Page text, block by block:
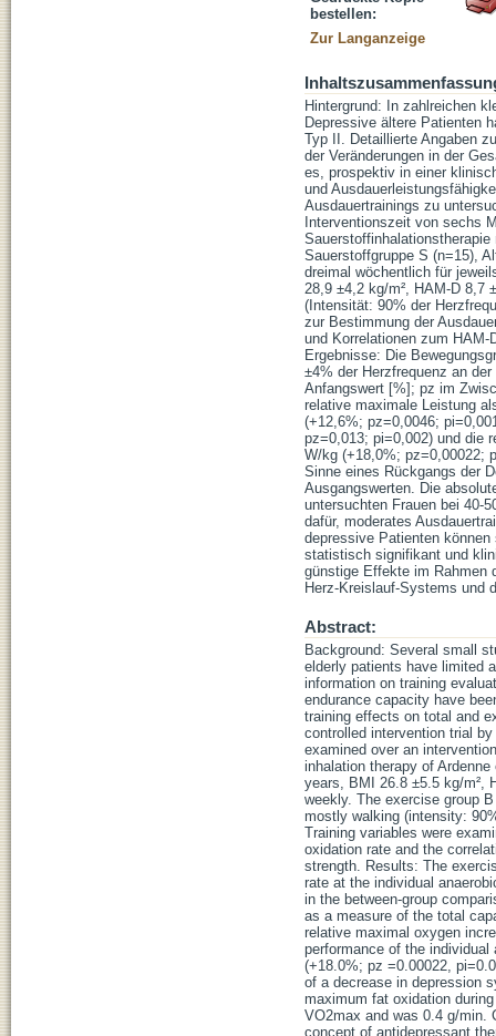
bestellen:
Zur Langanzeige
Hintergrund: In zahlreichen
Depressive ältere Patienten
Typ II. Detaillierte Angaben
der Veränderungen in der
es, prospektiv in einer
und
Ausdauertrainings zu
Interventionszeit von sechs
Sauerstoffgruppe S (n=15),
dreimal wöchentlich für
28,9 ±4,2 kg/m², HAM-D 8,7
(Intensität: 90% der
zur Bestimmung der
und Korrelationen zum
Ergebnisse: Die
±4% der Herzfrequenz an
Anfangswert [%]; pz im
relative maximale Leistung
(+12,6%; pz=0,0046;
pz=0,013; pi=0,002) und die
W/kg (+18,0%; pz=0,00022;
Sinne eines Rückgangs der
Ausgangswerten. Die
untersuchten Frauen bei 40-
dafür, moderates
depressive Patienten
statistisch signifikant und
günstige Effekte im Rahmen
Herz-Kreislauf-Systems und
Abstract:
Background: Several small
elderly patients have limited
information on training
endurance capacity have
training effects on total and
controlled intervention trial
examined over an
inhalation therapy of
years, BMI 26.8 ±5.5 kg/m²,
weekly. The exercise group
mostly walking (intensity:
Training variables were
oxidation rate and the
strength. Results: The
rate at the individual
in the between-group
as a measure of the total
relative maximal oxygen
performance of the
(+18.0%; pz =0.00022,
of a decrease in depression
maximum fat oxidation
VO2max and was 0.4 g/min.
concept of antidepressant